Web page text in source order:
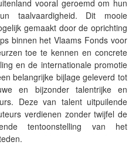
vooral geroemd om hun
taalvaardigheid. Dit mooie
gemaakt door de oprichting
binnen het Vlaams Fonds voor
toe te kennen en concrete
en de internationale promotie
belangrijke bijlage geleverd tot
en bijzonder talentrijke en
Deze van talent uitpuilende
verdienen zonder twijfel de
tentoonstelling van het